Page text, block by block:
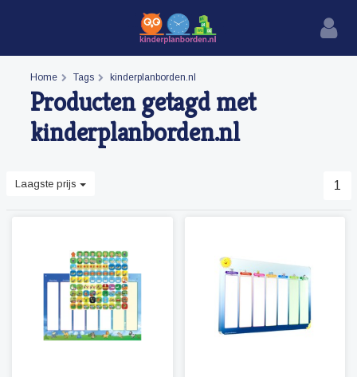
Home Tags kinderplanborden.nl
Producten getagd met
kinderplanborden.nl
Laagste prijs 1